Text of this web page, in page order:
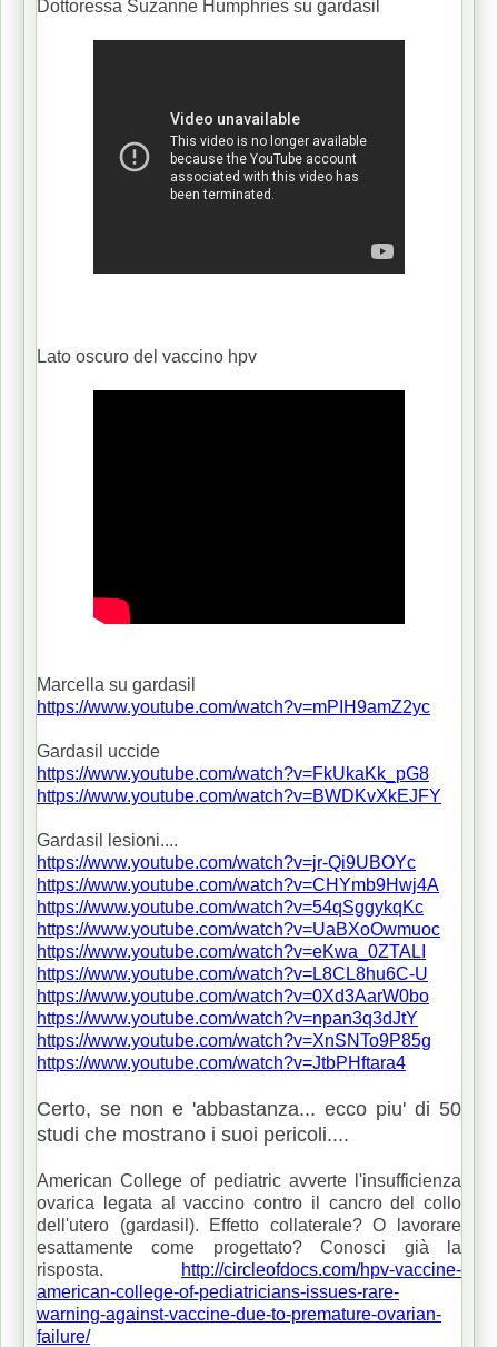
Dottoressa Suzanne Humphries su gardasil
Lato oscuro del vaccino hpv
Marcella su gardasil
https://www.youtube.com/watch?v=mPIH9amZ2yc
Gardasil uccide
https://www.youtube.com/watch?v=FkUkaKk_pG8
https://www.youtube.com/watch?v=BWDKvXkEJFY
Gardasil lesioni....
https://www.youtube.com/watch?v=jr-Qi9UBOYc
https://www.youtube.com/watch?v=CHYmb9Hwj4A
https://www.youtube.com/watch?v=54qSggykqKc
https://www.youtube.com/watch?v=UaBXoOwmuoc
https://www.youtube.com/watch?v=eKwa_0ZTALI
https://www.youtube.com/watch?v=L8CL8hu6C-U
https://www.youtube.com/watch?v=0Xd3AarW0bo
https://www.youtube.com/watch?v=npan3q3dJtY
https://www.youtube.com/watch?v=XnSNTo9P85g
https://www.youtube.com/watch?v=JtbPHftara4
Certo, se non e 'abbastanza... ecco piu' di 50
studi che mostrano i suoi pericoli....
American College of pediatric avverte l'insufficienza
ovarica legata al vaccino contro il cancro del collo
dell'utero (gardasil). Effetto collaterale? O lavorare
esattamente come progettato? Conosci già la
risposta.
http://circleofdocs.com/hpv-vaccine-
american-college-of-pediatricians-issues-rare-
warning-against-vaccine-due-to-premature-ovarian-
failure/